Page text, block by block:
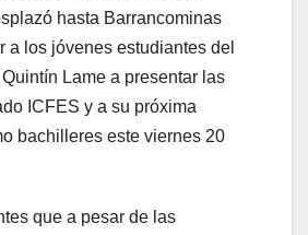
hasta Barrancominas
a los jóvenes estudiantes del
Lame a presentar las
ICFES y a su próxima
bachilleres este viernes 20
que a pesar de las